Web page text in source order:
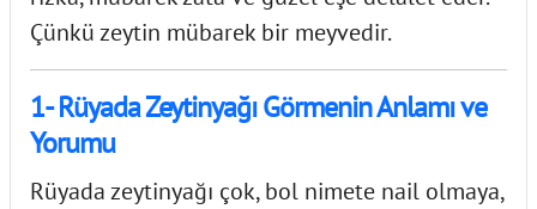
Çünkü zeytin mübarek bir meyvedir.
1- Rüyada Zeytinyağı Görmenin Anlamı ve
Yorumu
Rüyada zeytinyağı çok, bol nimete nail olmaya,